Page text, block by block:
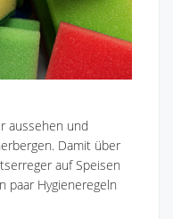
aussehen und
Damit über
auf Speisen
paar Hygieneregeln